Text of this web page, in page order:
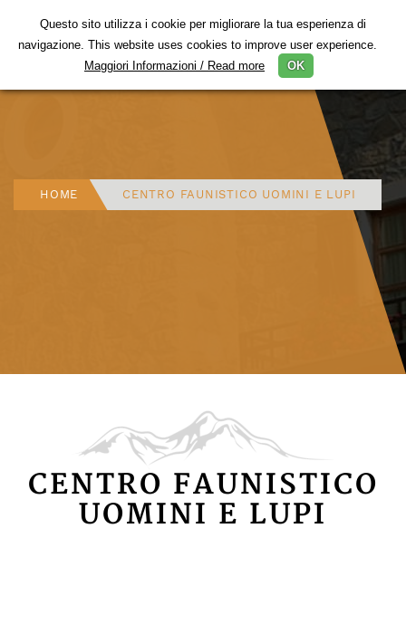
HOME CENTRO FAUNISTICO UOMINI E LUPI
CENTRO FAUNISTICO
UOMINI E LUPI
Questo sito utilizza i cookie per migliorare la tua esperienza di
navigazione. This website uses cookies to improve user experience.
Maggiori Informazioni / Read more
OK